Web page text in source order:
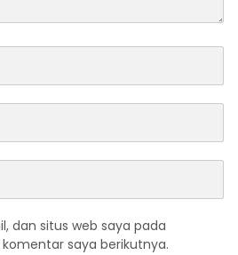
dan situs web saya pada
saya berikutnya.